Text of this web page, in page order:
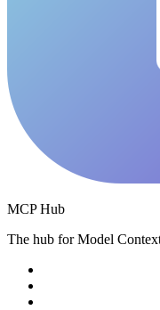
MCP Hub
The hub for Model